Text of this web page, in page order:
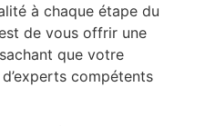
à chaque étape du
de vous offrir une
que votre
compétents